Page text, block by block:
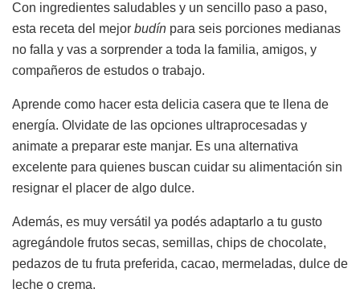
Con ingredientes saludables y un sencillo paso a paso,
esta receta del mejor budín para seis porciones medianas
no falla y vas a sorprender a toda la familia, amigos, y
compañeros de estudos o trabajo.
Aprende como hacer esta delicia casera que te llena de
energía. Olvidate de las opciones ultraprocesadas y
animate a preparar este manjar. Es una alternativa
excelente para quienes buscan cuidar su alimentación sin
resignar el placer de algo dulce.
Además, es muy versátil ya podés adaptarlo a tu gusto
agregándole frutos secas, semillas, chips de chocolate,
pedazos de tu fruta preferida, cacao, mermeladas, dulce de
leche o crema.